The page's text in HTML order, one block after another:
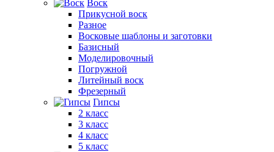
Воск
Прикусной воск
Разное
Восковые шаблоны и заготовки
Базисный
Моделировочный
Погружной
Литейный воск
Фрезерный
Гипсы
2 класс
3 класс
4 класс
5 класс